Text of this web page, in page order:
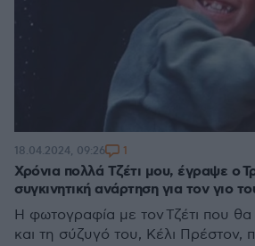
Χρόνια πολλά Τζέτι μου, έγραψε ο
συγκινητική ανάρτηση για τον γιο
Η φωτογραφία με τον Τζέτι που
και τη σύζυγό του, Κέλι Πρέστον,
18.04.2024, 09:26 1